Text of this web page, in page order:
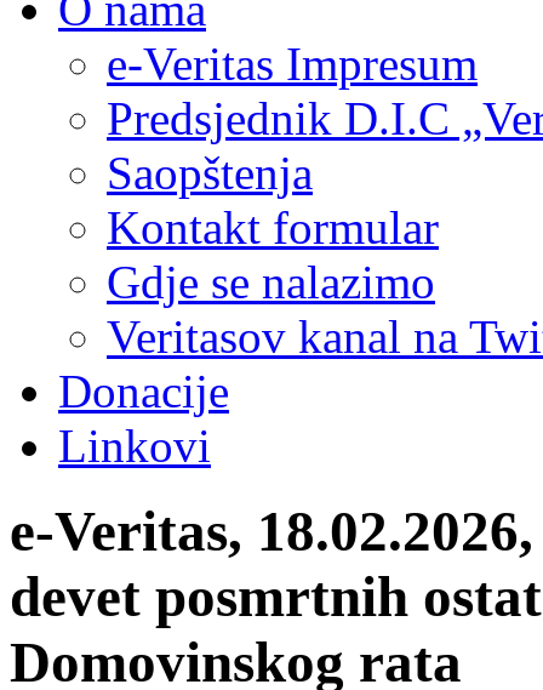
e-Veritas Impresum
Predsjednik D.I.C
Saopštenja
Kontakt formular
Gdje se nalazimo
Veritasov kanal na
Donacije
Linkovi
e-Veritas,
devet posmrtnih
Domovinskog rata